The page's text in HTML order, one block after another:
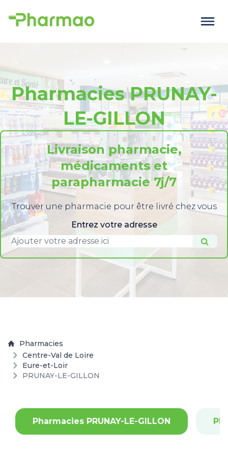
Pharmacies PRUNAY-
LE-GILLON
Livraison pharmacie,
médicaments et
parapharmacie 7j/7
Trouver une pharmacie pour être livré chez vous
Entrez votre adresse
Pharmacies
Centre-Val de Loire
Eure-et-Loir
PRUNAY-LE-GILLON
Pharmacies PRUNAY-LE-GILLON